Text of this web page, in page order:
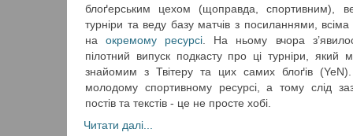
блоґерським цехом (щоправда, спортивним),
турніри та веду базу матчів з посиланнями,
наокремому ресурсі. На ньому вчора
пілотний випуск подкасту про ці турніри, який
знайомим з Твітеру та цих самих блоґів
молодому спортивному ресурсі, а тому слід
постів та текстів - це не просте хобі.
Читати далі...